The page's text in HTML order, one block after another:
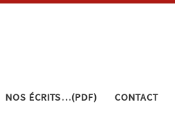
NOS ÉCRITS…(PDF) CONTACT